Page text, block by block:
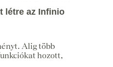
létre az Infinio
Alig több
hozott,